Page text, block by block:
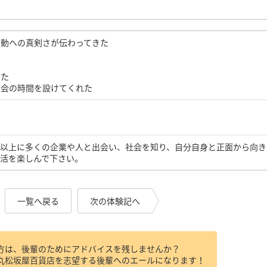
への真剣さが伝わってきた
の時間を設けてくれた
上に多くの企業や人と出会い、社会を知り、自分自身と正面から向
を楽しんで下さい。
一覧へ戻る 次の体験記へ
、後輩のためにアドバイスを残しませんか？
坂屋百貨店を志望する後輩へのエールになります！